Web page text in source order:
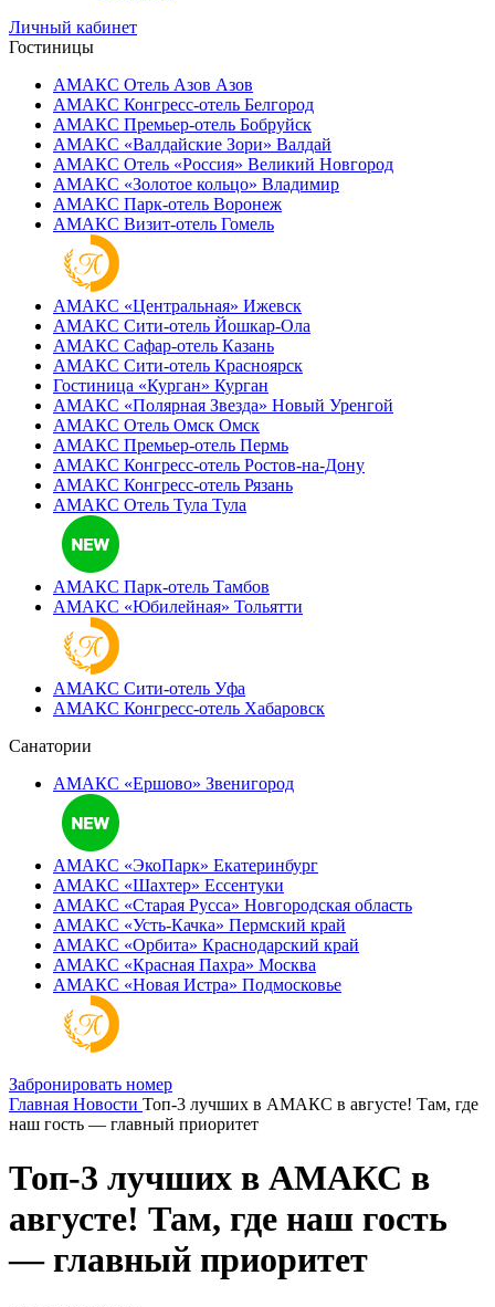
Личный кабинет
Гостиницы
АМАКС Отель ‎Азов Азов
АМАКС Конгресс-отель Белгород
АМАКС Премьер-отель Бобруйск
АМАКС «‎Валдайские Зори» Валдай
АМАКС Отель «‎Россия» Великий Новгород
АМАКС «‎Золотое кольцо» Владимир
АМАКС Парк-отель Воронеж
АМАКС Визит-отель Гомель
АМАКС «‎Центральная» Ижевск
АМАКС Сити-отель Йошкар-Ола
АМАКС Сафар-отель Казань
АМАКС Сити-отель Красноярск
Гостиница «‎Курган» Курган
АМАКС «Полярная Звезда» Новый Уренгой
АМАКС Отель ‎Омск Омск
АМАКС Премьер-отель Пермь
АМАКС Конгресс-отель Ростов-на-Дону
АМАКС Конгресс-отель Рязань
АМАКС Отель Тула Тула
АМАКС Парк-отель Тамбов
АМАКС «‎Юбилейная» Тольятти
АМАКС Сити-отель Уфа
АМАКС Конгресс-отель Хабаровск
Санатории
АМАКС «Ершово» Звенигород
АМАКС «ЭкоПарк» Екатеринбург
АМАКС «‎Шахтер» Ессентуки
АМАКС «‎Старая Русса» Новгородская область
АМАКС «‎Усть-Качка» Пермский край
АМАКС «‎Орбита» Краснодарский край
АМАКС «‎Красная Пахра» Москва
АМАКС «‎Новая Истра» Подмосковье
Забронировать номер
Главная Новости Топ-3 лучших в АМАКС в августе! Там, где
наш гость — главный приоритет
Топ-3 лучших в АМАКС в
августе! Там, где наш гость
— главный приоритет